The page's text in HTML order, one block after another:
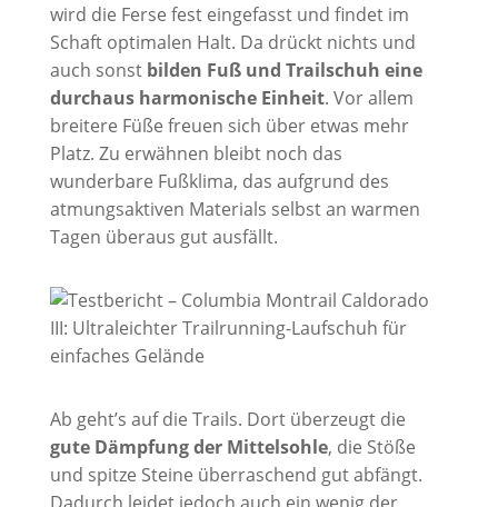
wird die Ferse fest eingefasst und findet im
Schaft optimalen Halt. Da drückt nichts und
auch sonst bilden Fuß und Trailschuh eine
durchaus harmonische Einheit. Vor allem
breitere Füße freuen sich über etwas mehr
Platz. Zu erwähnen bleibt noch das
wunderbare Fußklima, das aufgrund des
atmungsaktiven Materials selbst an warmen
Tagen überaus gut ausfällt.
Ab geht’s auf die Trails. Dort überzeugt die
gute Dämpfung der Mittelsohle, die Stöße
und spitze Steine überraschend gut abfängt.